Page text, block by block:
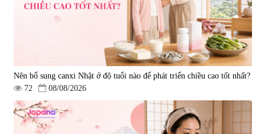
Nên bổ sung canxi Nhật ở độ tuổi nào để phát triển chiều cao tốt nhất?
72
08/08/2026